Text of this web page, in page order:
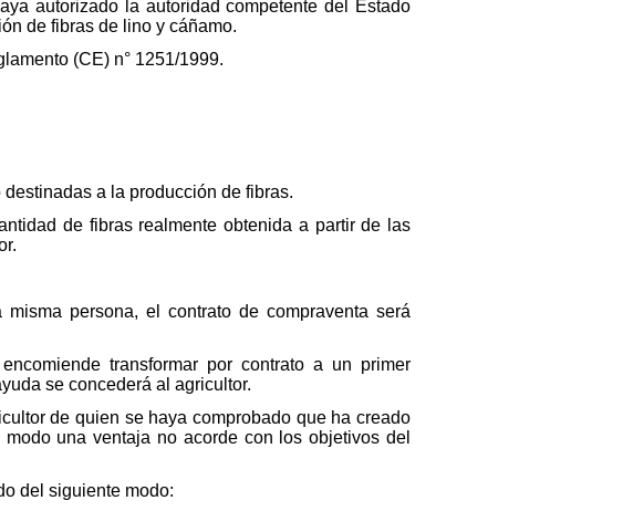
autorizado la autoridad competente del Estado
de fibras de lino y cáñamo.
(CE) n° 1251/1999.
a la producción de fibras.
de fibras realmente obtenida a partir de las
persona, el contrato de compraventa será
transformar por contrato a un primer
se concederá al agricultor.
de quien se haya comprobado que ha creado
una ventaja no acorde con los objetivos del
del siguiente modo: